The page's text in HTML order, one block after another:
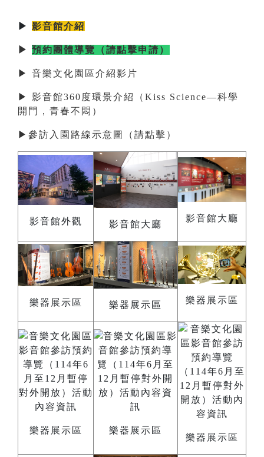
▶ 影音館介紹
▶ 預約團體導覽（請點擊申請）
▶ 音樂文化園區介紹影片
▶ 影音館360度環景介紹（Kiss Science—科學
開門，青春不悶）
▶ 參訪入園路線示意圖（請點擊）
影音館外觀 影音館大廳
影音館大廳
樂器展示區 樂器展示區 樂器展示區
樂器展示區 樂器展示區
樂器展示區